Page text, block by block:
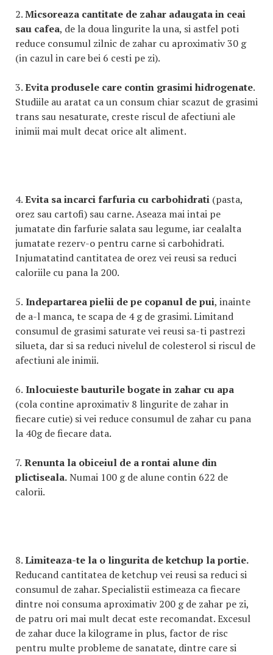
2.Micsoreaza cantitate de zahar adaugata in ceai
sau cafea, de la doua lingurite la una, si astfel poti
reduce consumul zilnic de zahar cu aproximativ 30 g
(in cazul in care bei 6 cesti pe zi).
3.Evita produsele care contin grasimi hidrogenate.
Studiile au aratat ca un consum chiar scazut de grasimi
trans sau nesaturate, creste riscul de afectiuni ale
inimii mai mult decat orice alt aliment.
4.Evita sa incarci farfuria cu carbohidrati (pasta,
orez sau cartofi) sau carne. Aseaza mai intai pe
jumatate din farfurie salata sau legume, iar cealalta
jumatate rezerv-o pentru carne si carbohidrati.
Injumatatind cantitatea de orez vei reusi sa reduci
caloriile cu pana la 200.
5. Indepartarea pielii de pe copanul de pui, inainte
de a-l manca, te scapa de 4 g de grasimi. Limitand
consumul de grasimi saturate vei reusi sa-ti pastrezi
silueta, dar si sa reduci nivelul de colesterol si riscul de
afectiuni ale inimii.
6. Inlocuieste bauturile bogate in zahar cu apa
(cola contine aproximativ 8 lingurite de zahar in
fiecare cutie) si vei reduce consumul de zahar cu pana
la 40g de fiecare data.
7. Renunta la obiceiul de a rontai alune din
plictiseala.Numai 100 g de alune contin 622 de
calorii.
8.Limiteaza-te la o lingurita de ketchup la portie.
Reducand cantitatea de ketchup vei reusi sa reduci si
consumul de zahar. Specialistii estimeaza ca fiecare
dintre noi consuma aproximativ 200 g de zahar pe zi,
de patru ori mai mult decat este recomandat. Excesul
de zahar duce la kilograme in plus, factor de risc
pentru multe probleme de sanatate, dintre care si